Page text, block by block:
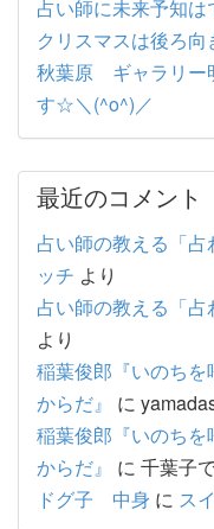
占い師に未来予知は
クリスマスは後ろ向
秋葉原 ギャラリー
す☆＼(^o^)／
最近のコメント
占い師の教える「占
ッチ より
占い師の教える「占
より
稲葉俊郎『いのち
からだ』
に
稲葉俊郎『いのち
からだ』
に 千葉子
ドグ子 中身 に ス